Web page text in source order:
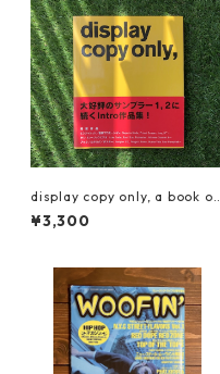
display copy only, a book of
Intro work
¥3,300